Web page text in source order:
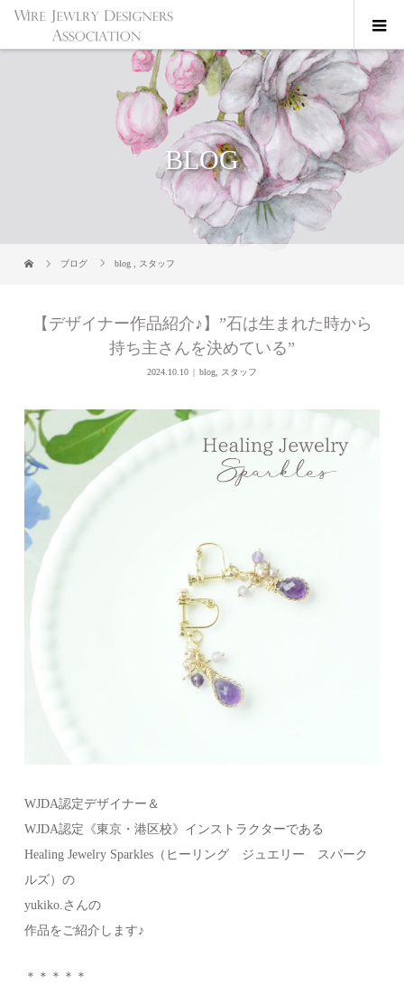
BLOG
ブログ blog スタッフ
【デザイナー作品紹介♪】”石は生まれた時から
持ち主さんを決めている”
2024.10.10 blog, スタッフ
WJDA認定デザイナー＆
WJDA認定《東京・港区校》インストラクターである
Healing Jewelry Sparkles（ヒーリング ジュエリー スパーク
ルズ）の
yukiko.さんの
作品をご紹介します♪
＊＊＊＊＊